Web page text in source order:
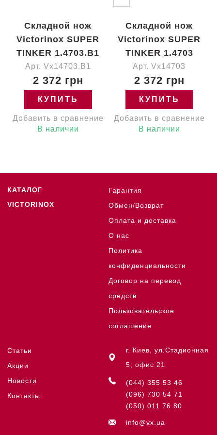
Складной нож
Victorinox SUPER
TINKER 1.4703.B1
Арт. Vx14703.B1
2 372 грн
КУПИТЬ
Добавить в сравнение
В наличии
Складной нож
Victorinox SUPER
TINKER 1.4703
Арт. Vx14703
2 372 грн
КУПИТЬ
Добавить в сравнение
В наличии
КАТАЛОГ
VICTORINOX
Гарантия
Обмен/Возврат
Оплата и доставка
О нас
Политика
конфиденциальности
Договор на перевод
средств
Пользовательское
соглашение
Статьи
Акции
Новости
Контакты
г. Киев, ул.Стадионная
5, офис 21
(044) 355 53 46
(096) 730 54 71
(050) 011 76 80
info@vx.ua